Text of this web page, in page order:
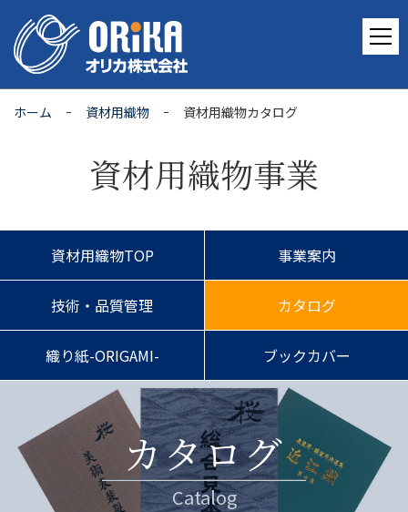
ホーム 資材用織物 資材用織物カタログ
資材用織物事業
資材用織物TOP 事業案内
技術・品質管理 カタログ
織り紙-ORIGAMI- ブックカバー
カタログ
Catalog